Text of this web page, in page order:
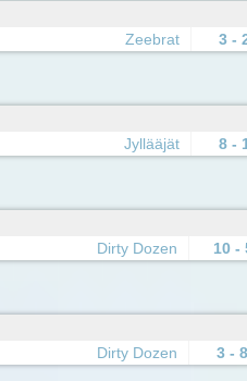
Zeebrat 3 -
Jyllääjät 8 -
Dirty Dozen 10 -
Dirty Dozen 3 - 8